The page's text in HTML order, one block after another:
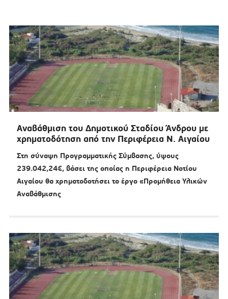
Αναβάθμιση του Δημοτικού Σταδίου Άνδρου με
χρηματοδότηση από την Περιφέρεια Ν. Αιγαίου
Στη σύναψη Προγραμματικής Σύμβασης, ύψους
239.042,24€, βάσει της οποίας η Περιφέρεια Νοτίου
Αιγαίου θα χρηματοδοτήσει το έργο «Προμήθεια Υλικών
Αναβάθμισης